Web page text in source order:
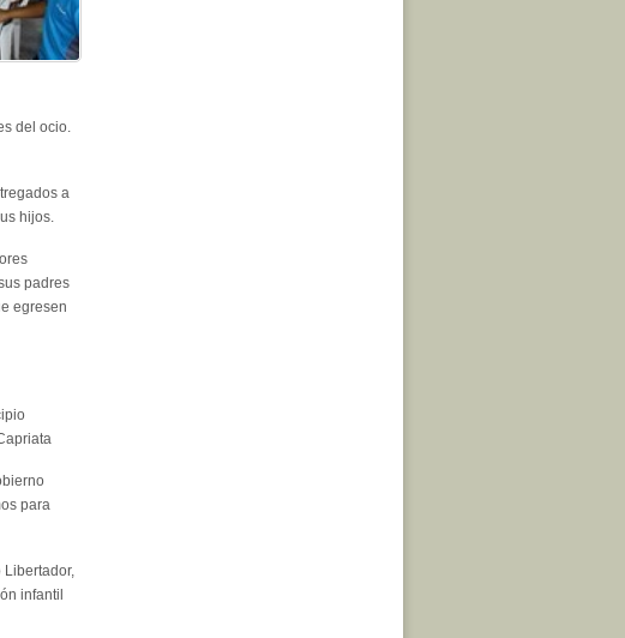
del ocio.
a
hijos.
padres
egresen
para
infantil